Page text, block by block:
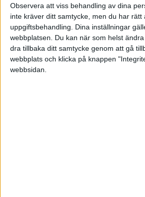
Observera att viss behandling av dina
inte kräver ditt samtycke, men du har rätt
uppgiftsbehandling. Dina inställningar
webbplatsen. Du kan när som helst
dra tillbaka ditt samtycke genom att gå
webbplats och klicka på knappen
webbsidan.
Men nej, så blir det inte.Stora
lever fortfarande i
sjunkit in att nu måste Jag
agerande. Jag måste börja bry mig
måste göra en behovsanalys, hitta